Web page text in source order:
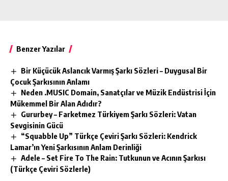
Benzer Yazılar
Bir Küçücük Aslancık Varmış Şarkı Sözleri – Duygusal Bir
Çocuk Şarkısının Anlamı
Neden .MUSIC Domain, Sanatçılar ve Müzik Endüstrisi İçin
Mükemmel Bir Alan Adıdır?
Gururbey – Farketmez Türkiyem Şarkı Sözleri: Vatan
Sevgisinin Gücü
“Squabble Up” Türkçe Çeviri Şarkı Sözleri: Kendrick
Lamar’ın Yeni Şarkısının Anlam Derinliği
Adele – Set Fire To The Rain: Tutkunun ve Acının Şarkısı
(Türkçe Çeviri Sözlerle)